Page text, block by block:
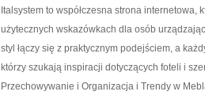
Italsystem to współczesna strona
użytecznych wskazówkach dla osób
styl łączy się z praktycznym podejściem, a
którzy szukają inspiracji dotyczących foteli i
Przechowywanie i Organizacja i Trendy w